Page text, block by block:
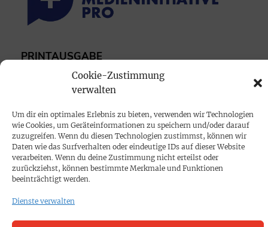
Cookie-Zustimmung
verwalten
Um dir ein optimales Erlebnis zu bieten, verwenden wir Technologien
wie Cookies, um Geräteinformationen zu speichern und/oder darauf
zuzugreifen. Wenn du diesen Technologien zustimmst, können wir
Daten wie das Surfverhalten oder eindeutige IDs auf dieser Website
verarbeiten. Wenn du deine Zustimmung nicht erteilst oder
zurückziehst, können bestimmte Merkmale und Funktionen
beeinträchtigt werden.
Dienste verwalten
PRINTAUSGABE
Mediadaten
PROKOMPAKT
Impressum
SPENDEN
Datenschutz